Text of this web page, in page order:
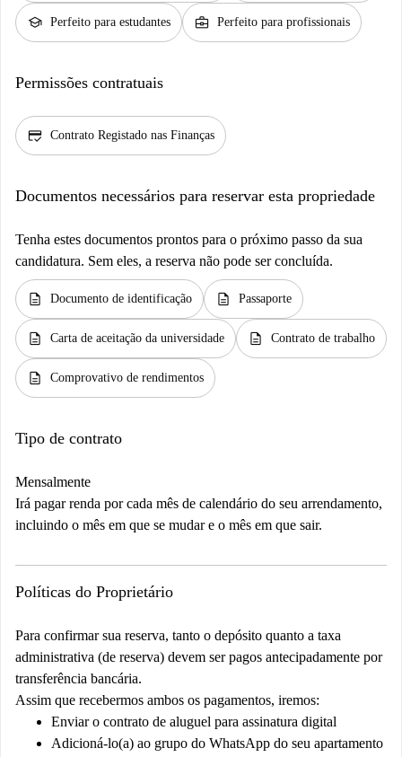
school Perfeito para estudantes business_center Perfeito para profissionais
Permissões contratuais
credit_score Contrato Registado nas Finanças
Documentos necessários para reservar esta propriedade
Tenha estes documentos prontos para o próximo passo da sua
candidatura. Sem eles, a reserva não pode ser concluída.
description Documento de identificação description Passaporte
description Carta de aceitação da universidade description Contrato de trabalho
description Comprovativo de rendimentos
Tipo de contrato
Mensalmente
Irá pagar renda por cada mês de calendário do seu arrendamento,
incluindo o mês em que se mudar e o mês em que sair.
Políticas do Proprietário
Para confirmar sua reserva, tanto o depósito quanto a taxa
administrativa (de reserva) devem ser pagos antecipadamente por
transferência bancária.
Assim que recebermos ambos os pagamentos, iremos:
Enviar o contrato de aluguel para assinatura digital
Adicioná-lo(a) ao grupo do WhatsApp do seu apartamento